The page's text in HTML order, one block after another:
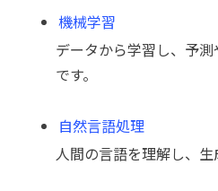
機械学習
データから学習し、予
です。
自然言語処理
人間の言語を理解し、生